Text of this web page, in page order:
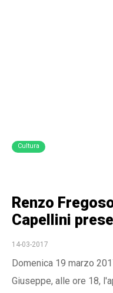
Cultura
Renzo
Capellini
14-03-2017
Domenica 19 marzo
Giuseppe, alle ore 18,